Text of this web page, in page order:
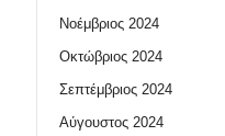
Νοέμβριος 2024
Οκτώβριος 2024
Σεπτέμβριος 2024
Αύγουστος 2024